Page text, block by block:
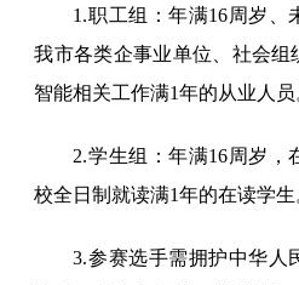
1.职工组：年满16周岁、
我市各类企事业单位、社会组
智能相关工作满1年的从业人员
2.学生组：年满16周岁，
校全日制就读满1年的在读学生
3.参赛选手需拥护中华人